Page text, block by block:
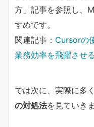
方」記事を参照し、
すめです。
関連記事： Cursorの
業務効率を飛躍させ
では次に、実際に多
の対処法を見ていき